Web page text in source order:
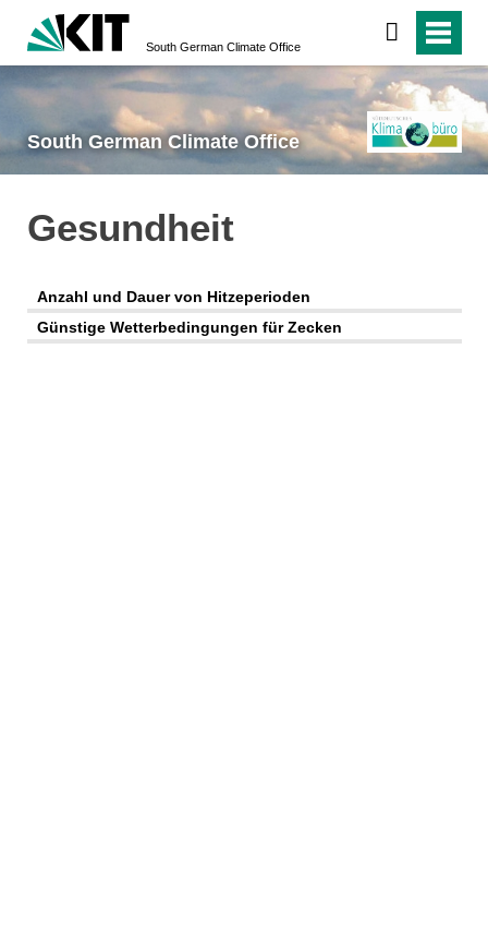
South German Climate Office
South German Climate Office
Gesundheit
Anzahl und Dauer von Hitzeperioden
Günstige Wetterbedingungen für Zecken